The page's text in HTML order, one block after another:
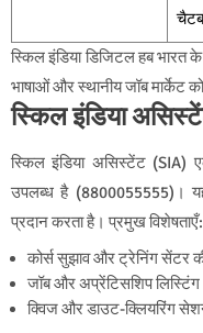
स्किल इंडिया डिजिटल हब भारत
भाषाओं और स्थानीय जॉब मार्केट
स्किल इंडिया
स्किल इंडिया असिस्टेंट (SIA)
उपलब्ध है (8800055555)।
प्रदान करता है। प्रमुख विशेषताएँ:
कोर्स सुझाव और ट्रेनिंग सेंटर
जॉब और अप्रेंटिसशिप
क्विज और डाउट-क्लियरिंग